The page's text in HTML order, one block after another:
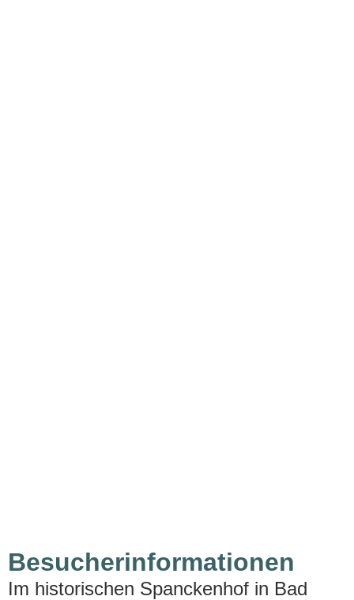
Besucher­informationen
Im historischen Spanckenhof in Bad